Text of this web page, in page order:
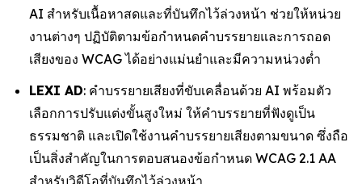
AI สำหรับเนื้อหาสดและที่บันทึกไว้ล่วงหน้า ช่วยให้หน่วย
งานต่างๆ ปฏิบัติตามข้อกำหนดคำบรรยายและการถอด
เสียงของ WCAG ได้อย่างแม่นยำและมีความหน่วงต่ำ
LEXI AD: คำบรรยายเสียงที่ขับเคลื่อนด้วย AI พร้อมตัว
เลือกการปรับแต่งขั้นสูงใหม่ ให้คำบรรยายที่ฟังดูเป็น
ธรรมชาติ และเปิดใช้งานคำบรรยายเสียงตามขนาด ซึ่งถือ
เป็นสิ่งสำคัญในการตอบสนองข้อกำหนด WCAG 2.1 AA
สำหรับวิดีโอที่บันทึกไว้ล่วงหน้า